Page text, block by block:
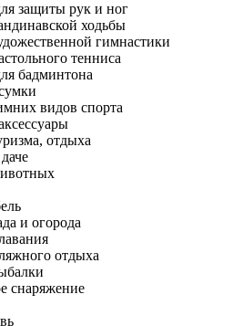
защиты рук и ног
ходьбы
гимнастики
тенниса
бадминтона
видов спорта
отдыха
и огорода
отдыха
снаряжение